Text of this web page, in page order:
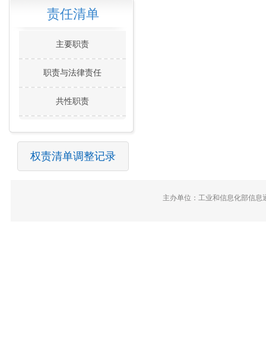
责任清单
主要职责
职责与法律责任
共性职责
权责清单调整记录
主办单位：工业和信息化部信